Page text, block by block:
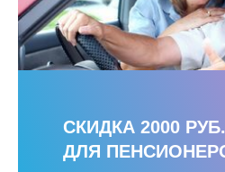
СКИДКА 2000 РУБ.
ДЛЯ